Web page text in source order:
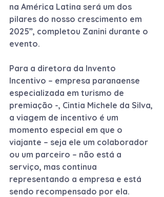
na América Latina será um dos
pilares do nosso crescimento em
2025”, completou Zanini durante o
evento.
Para a diretora da Invento
Incentivo – empresa paranaense
especializada em turismo de
premiação -, Cintia Michele da Silva,
a viagem de incentivo é um
momento especial em que o
viajante – seja ele um colaborador
ou um parceiro – não está a
serviço, mas continua
representando a empresa e está
sendo recompensado por ela.